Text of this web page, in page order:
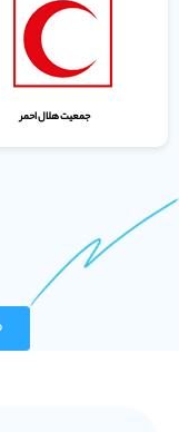
جمعیت هلال احمر